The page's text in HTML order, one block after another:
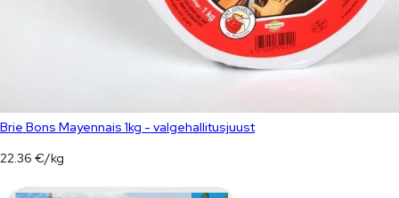
Brie Bons Mayennais 1kg - valgehallitusjuust
22.36 €/kg